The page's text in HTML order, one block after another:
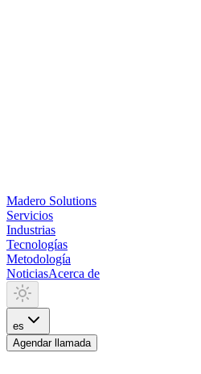
Madero Solutions
Servicios
Industrias
Tecnologías
Metodología
NoticiasAcerca de
es
Agendar llamada